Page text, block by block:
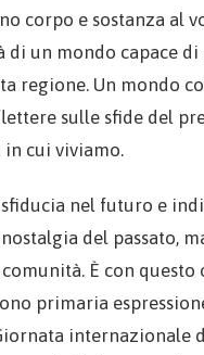
corpo e sostanza al
di un mondo capace
regione. Un mondo
sulle sfide del
in cui viviamo.
nel futuro e
del passato,
È con
primaria
internazionale